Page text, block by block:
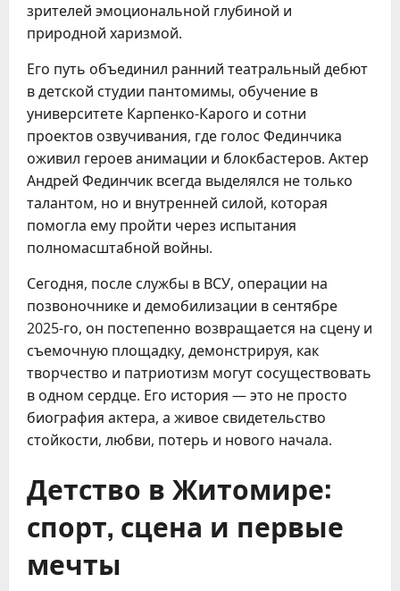
зрителей эмоциональной глубиной и
природной харизмой.
Его путь объединил ранний театральный дебют
в детской студии пантомимы, обучение в
университете Карпенко-Карого и сотни
проектов озвучивания, где голос Фединчика
оживил героев анимации и блокбастеров. Актер
Андрей Фединчик всегда выделялся не только
талантом, но и внутренней силой, которая
помогла ему пройти через испытания
полномасштабной войны.
Сегодня, после службы в ВСУ, операции на
позвоночнике и демобилизации в сентябре
2025-го, он постепенно возвращается на сцену и
съемочную площадку, демонстрируя, как
творчество и патриотизм могут сосуществовать
в одном сердце. Его история — это не просто
биография актера, а живое свидетельство
стойкости, любви, потерь и нового начала.
Детство в Житомире:
спорт, сцена и первые
мечты